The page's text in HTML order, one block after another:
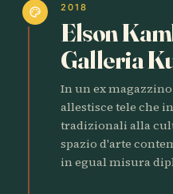
palette 2018
Elson
Galleria
In un ex
allestisce tele che
tradizionali alla
spazio d'arte
in egual misura